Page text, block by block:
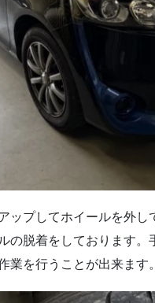
ップしてホイールを外
の脱着をしております
業を行うことが出来ます。